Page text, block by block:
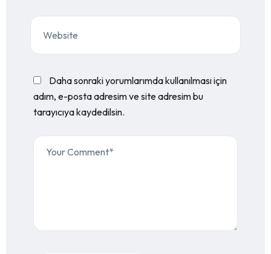
Daha sonraki yorumlarımda kullanılması için
adım, e-posta adresim ve site adresim bu
tarayıcıya kaydedilsin.